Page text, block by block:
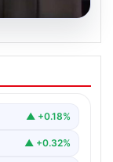
son
▲ +0.18%
▲ +0.32%